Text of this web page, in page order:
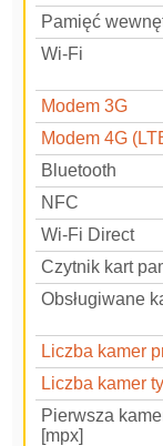
Pamięć
Wi-Fi
Modem 3G
Modem 4G
Bluetooth
NFC
Wi-Fi Direct
Czytnik kart
Obsługiwane
Liczba kamer
Liczba kamer
Pierwsza
[mpx]